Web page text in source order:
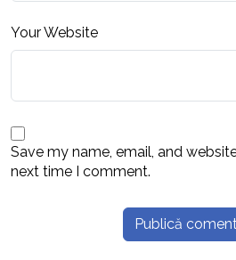
Your Website
Save my name, email, and
next time I comment.